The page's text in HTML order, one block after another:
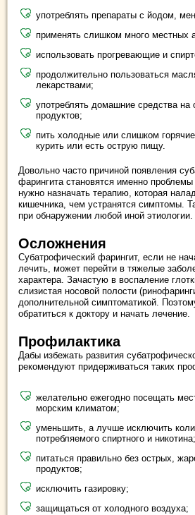
употреблять препараты с йодом,
применять слишком много местных
использовать прогревающие и
продолжительно пользоваться
лекарствами;
употреблять домашние средства на
продуктов;
пить холодные или слишком горячие
курить или есть острую пищу.
Довольно часто причиной появления
фарингита становятся именно
нужно назначать терапию, которая
кишечника, чем устранятся симптомы.
при обнаружении любой иной этиологии.
Осложнения
Субатрофический фарингит, если не
лечить, может перейти в тяжелые
характера. Зачастую в воспаление
слизистая носовой полости
дополнительной симптоматикой.
обратиться к доктору и начать лечение.
Профилактика
Дабы избежать развития
рекомендуют придерживаться таких
желательно ежегодно посещать
морским климатом;
уменьшить, а лучше исключить
потребляемого спиртного и никотина;
питаться правильно без острых,
продуктов;
исключить газировку;
защищаться от холодного воздуха;